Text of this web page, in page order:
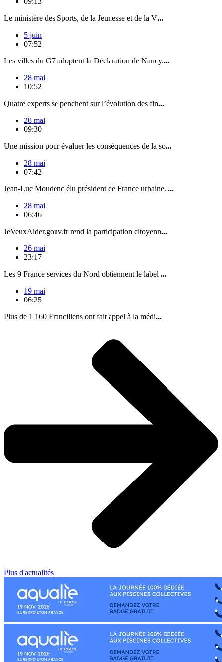
Le ministère des Sports, de la Jeunesse et de la V...
5 juin
07:52
Les villes du G7 adoptent la Déclaration de Nancy....
28 mai
10:52
Quatre experts se penchent sur l’évolution des fin...
28 mai
09:30
Une mission pour évaluer les conséquences de la so...
28 mai
07:42
Jean-Luc Moudenc élu président de France urbaine.....
28 mai
06:46
JeVeuxAider.gouv.fr rend la participation citoyenn...
26 mai
23:17
Les 9 France services du Nord obtiennent le label ...
19 mai
06:25
Plus de 1 160 Franciliens ont fait appel à la médi...
Plus d'actualités